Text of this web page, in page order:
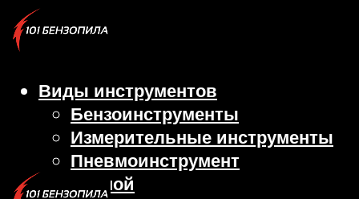
Виды инструментов
Бензоинструменты
Измерительные инструменты
Пневмоинструмент
Ручной